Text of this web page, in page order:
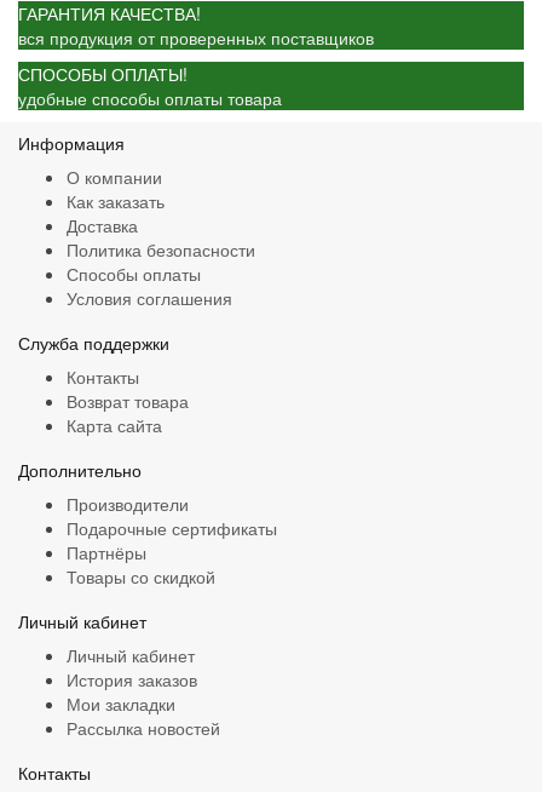
ГАРАНТИЯ КАЧЕСТВА!
вся продукция от проверенных поставщиков
СПОСОБЫ ОПЛАТЫ!
удобные способы оплаты товара
Информация
О компании
Как заказать
Доставка
Политика безопасности
Способы оплаты
Условия соглашения
Служба поддержки
Контакты
Возврат товара
Карта сайта
Дополнительно
Производители
Подарочные сертификаты
Партнёры
Товары со скидкой
Личный кабинет
Личный кабинет
История заказов
Мои закладки
Рассылка новостей
Контакты